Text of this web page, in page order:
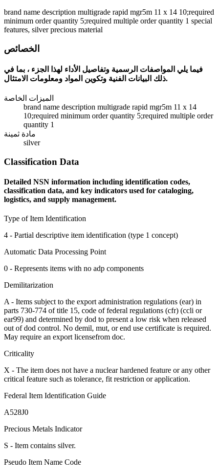
brand name description multigrade rapid mgr5m 11 x 14 10;required
minimum order quantity 5;required multiple order quantity 1 special
features, silver precious material
الخصائص
فيما يلي المواصفات الرسمية وتفاصيل الأداء لهذا الجزء ، بما في
ذلك البيانات الفنية وتكوين المواد ومعلومات الامتثال.
الميزات الخاصة
brand name description multigrade rapid mgr5m 11 x 14
10;required minimum order quantity 5;required multiple order
quantity 1
مادة ثمينة
silver
Classification Data
Detailed NSN information including identification codes,
classification data, and key indicators used for cataloging,
logistics, and supply management.
Type of Item Identification
4 - Partial descriptive item identification (type 1 concept)
Automatic Data Processing Point
0 - Represents items with no adp components
Demilitarization
A - Items subject to the export administration regulations (ear) in
parts 730-774 of title 15, code of federal regulations (cfr) (ccli or
ear99) and determined by dod to present a low risk when released
out of dod control. No demil, mut, or end use certificate is required.
May require an export licensefrom doc.
Criticality
X - The item does not have a nuclear hardened feature or any other
critical feature such as tolerance, fit restriction or application.
Federal Item Identification Guide
A528J0
Precious Metals Indicator
S - Item contains silver.
Pseudo Item Name Code